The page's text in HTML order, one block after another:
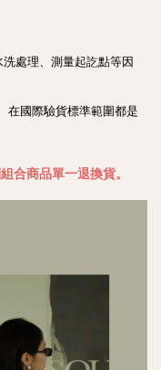
處理、測量起訖點等因
合商品單一退換貨。